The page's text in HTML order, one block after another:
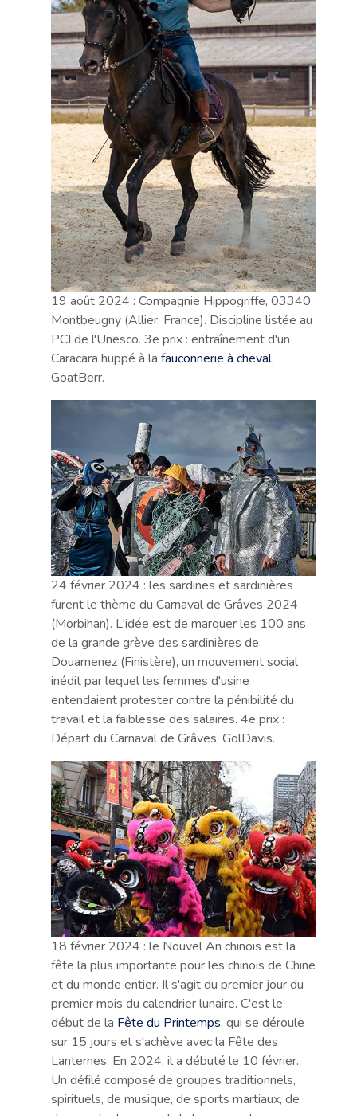
19 août 2024 : Compagnie Hippogriffe, 03340
Montbeugny (Allier, France). Discipline listée au
PCI de l'Unesco. 3e prix : entraînement d'un
Caracara huppé à la fauconnerie à cheval,
GoatBerr.
24 février 2024 : les sardines et sardinières
furent le thème du Carnaval de Grâves 2024
(Morbihan). L'idée est de marquer les 100 ans
de la grande grève des sardinières de
Douarnenez (Finistère), un mouvement social
inédit par lequel les femmes d'usine
entendaient protester contre la pénibilité du
travail et la faiblesse des salaires. 4e prix :
Départ du Carnaval de Grâves, GolDavis.
18 février 2024 : le Nouvel An chinois est la
fête la plus importante pour les chinois de Chine
et du monde entier. Il s'agit du premier jour du
premier mois du calendrier lunaire. C'est le
début de la Fête du Printemps, qui se déroule
sur 15 jours et s'achève avec la Fête des
Lanternes. En 2024, il a débuté le 10 février.
Un défilé composé de groupes traditionnels,
spirituels, de musique, de sports martiaux, de